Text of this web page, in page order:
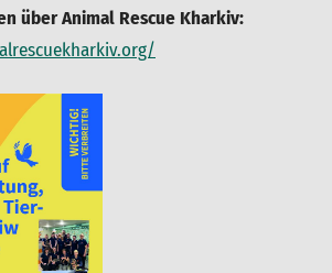
über Animal Rescue Kharkiv: